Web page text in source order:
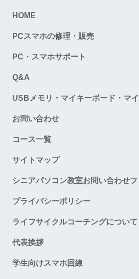
HOME
PCスマホの修理・販売
PC・スマホサポート
Q&A
USBメモリ・マイキーボード・マ
お問い合わせ
コース一覧
サイトマップ
シニアパソコン教室お問い合わせ
プライバシーポリシー
ライフサイクルコーチングについて
代表挨拶
学生向けスマホ回線